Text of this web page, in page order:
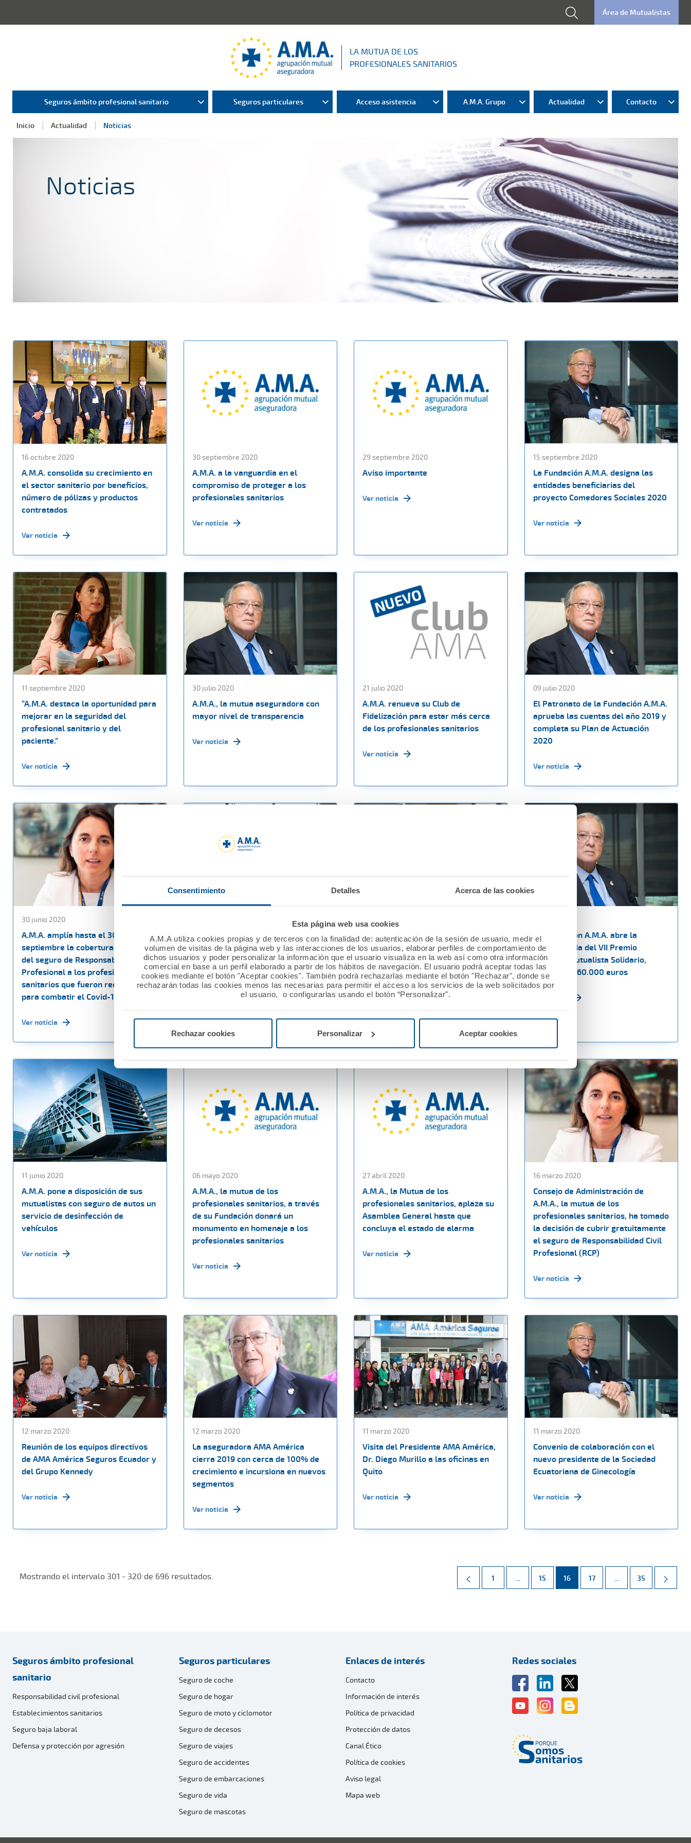
Consentimiento Detalles Acerca de las cookies
Esta página web usa cookies
A.M.A utiliza cookies propias y de terceros con la finalidad de: autenticación de la sesión de usuario, medir el
volumen de visitas de la página web y las interacciones de los usuarios, elaborar perfiles de comportamiento de
dichos usuarios y poder personalizar la información que el usuario visualiza en la web así como otra información
comercial en base a un perfil elaborado a partir de los hábitos de navegación. El usuario podrá aceptar todas las
cookies mediante el botón "Aceptar cookies". También podrá rechazarlas mediante el botón "Rechazar", donde se
rechazarán todas las cookies menos las necesarias para permitir el acceso a los servicios de la web solicitados por
el usuario, o configurarlas usando el botón “Personalizar".
Rechazar cookies Personalizar Aceptar cookies
Área de Mutualistas
LA MUTUA DE LOS
PROFESIONALES SANITARIOS
Seguros ámbito profesional sanitario Seguros particulares Acceso asistencia A.M.A. Grupo Actualidad Contacto
Inicio Actualidad Noticias
Noticias
16 octubre 2020
A.M.A. consolida su crecimiento en
el sector sanitario por beneficios,
número de pólizas y productos
contratados
Ver noticia
30 septiembre 2020
A.M.A. a la vanguardia en el
compromiso de proteger a los
profesionales sanitarios
Ver noticia
29 septiembre 2020
Aviso importante
Ver noticia
15 septiembre 2020
La Fundación A.M.A. designa las
entidades beneficiarias del
proyecto Comedores Sociales 2020
Ver noticia
11 septiembre 2020
“A.M.A. destaca la oportunidad para
mejorar en la seguridad del
profesional sanitario y del
paciente.”
Ver noticia
30 julio 2020
A.M.A., la mutua aseguradora con
mayor nivel de transparencia
Ver noticia
21 julio 2020
A.M.A. renueva su Club de
Fidelización para estar más cerca
de los profesionales sanitarios
Ver noticia
09 julio 2020
El Patronato de la Fundación A.M.A.
aprueba las cuentas del año 2019 y
completa su Plan de Actuación
2020
Ver noticia
30 junio 2020
A.M.A. amplía hasta el 30 de
septiembre la cobertura gratuita
del seguro de Responsabilidad Civil
Profesional a los profesionales
sanitarios que fueron requeridos
para combatir el Covid-19
Ver noticia
A.M.A. la Mutua de los
Profesionales Sanitarios, cubrirá
con la póliza colectiva firmada con
el Colegio de Veterinarios de Cádiz,
la Responsabilidad Civil de los
propietarios de perros
Ver noticia
25 junio 2020
AMA Vida firma póliza colectiva de
Vida con el Col·legi Oficial
d'Infermeres i Infermers de
Barcelona
Ver noticia
La Fundación A.M.A. abre la
convocatoria del VII Premio
Nacional Mutualista Solidario,
dotado con 60.000 euros
11 junio 2020
A.M.A. pone a disposición de sus
mutualistas con seguro de autos un
servicio de desinfección de
vehículos
Ver noticia
06 mayo 2020
A.M.A., la mutua de los
profesionales sanitarios, a través
de su Fundación donará un
monumento en homenaje a los
profesionales sanitarios
Ver noticia
27 abril 2020
A.M.A., la Mutua de los
profesionales sanitarios, aplaza su
Asamblea General hasta que
concluya el estado de alarma
Ver noticia
16 marzo 2020
Consejo de Administración de
A.M.A., la mutua de los
profesionales sanitarios, ha tomado
la decisión de cubrir gratuitamente
el seguro de Responsabilidad Civil
Profesional (RCP)
Ver noticia
12 marzo 2020
Reunión de los equipos directivos
de AMA América Seguros Ecuador y
del Grupo Kennedy
Ver noticia
12 marzo 2020
La aseguradora AMA América
cierra 2019 con cerca de 100% de
crecimiento e incursiona en nuevos
segmentos
Ver noticia
11 marzo 2020
Visita del Presidente AMA América,
Dr. Diego Murillo a las oficinas en
Quito
Ver noticia
11 marzo 2020
Convenio de colaboración con el
nuevo presidente de la Sociedad
Ecuatoriana de Ginecología
Ver noticia
Mostrando el intervalo 301 - 320 de 696 resultados. Página
1 ... Páginas intermedias Use TAB para desplazarse.
Página
15 Página
16 Página
17 ... Páginas intermedias
Página
35
Seguros ámbito profesional
sanitario
Responsabilidad civil profesional
Establecimientos sanitarios
Seguro baja laboral
Defensa y protección por agresión
Seguros particulares
Seguro de coche
Seguro de hogar
Seguro de moto y ciclomotor
Seguro de decesos
Seguro de viajes
Seguro de accidentes
Seguro de embarcaciones
Seguro de vida
Seguro de mascotas
Enlaces de interés
Contacto
Información de interés
Política de privacidad
Protección de datos
Canal Ético
Política de cookies
Aviso legal
Mapa web
Redes sociales